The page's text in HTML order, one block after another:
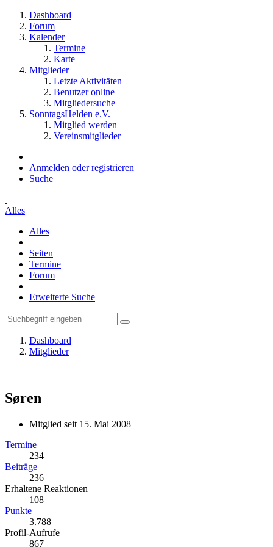
Dashboard
Forum
Kalender
Termine
Karte
Mitglieder
Letzte Aktivitäten
Benutzer online
Mitgliedersuche
SonntagsHelden e.V.
Mitglied werden
Vereinsmitglieder
Anmelden oder registrieren
Suche
Alles
Alles
Seiten
Termine
Forum
Erweiterte Suche
Dashboard
Mitglieder
Søren
Mitglied seit 15. Mai 2008
Termine
234
Beiträge
236
Erhaltene Reaktionen
108
Punkte
3.788
Profil-Aufrufe
867